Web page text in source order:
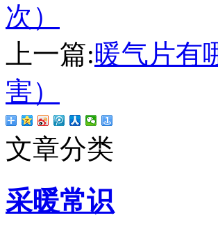
次）
上一篇:暖气片有
害）
文章分类
采暖常识